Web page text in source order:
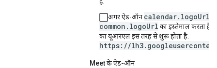
अगर ऐड-ऑन calendar.logoUrl
common.logoUrl का इस्तेमाल करता है,
का यूआरएल इस तरह से शुरू होता है:
https://
Meet के ऐड-ऑन